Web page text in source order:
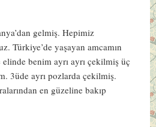
gelmiş. Hepimiz
Türkiye’de yaşayan amcamın
elinde benim ayrı ayrı çekilmiş üç
3üde ayrı pozlarda çekilmiş.
en güzeline bakıp